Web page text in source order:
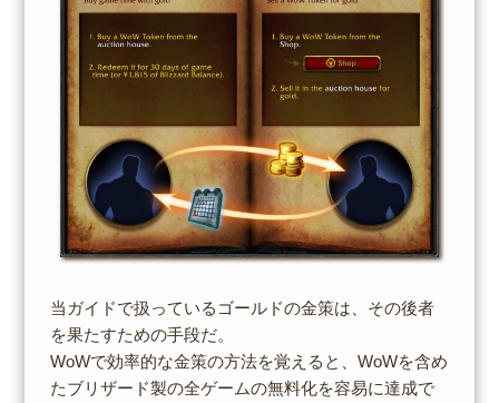
当ガイドで扱っているゴールドの金策は、その後者
を果たすための手段だ。
WoWで効率的な金策の方法を覚えると、WoWを含め
たブリザード製の全ゲームの無料化を容易に達成で